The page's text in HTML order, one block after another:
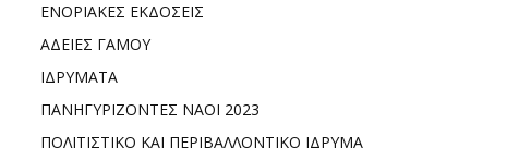
ΕΝΟΡΙΑΚΕΣ ΕΚΔΟΣΕΙΣ
ΑΔΕΙΕΣ ΓΑΜΟΥ
ΙΔΡΥΜΑΤΑ
ΠΑΝΗΓΥΡΙΖΟΝΤΕΣ ΝΑΟΙ 2023
ΠΟΛΙΤΙΣΤΙΚΟ ΚΑΙ ΠΕΡΙΒΑΛΛΟΝΤΙΚΟ ΙΔΡΥΜΑ